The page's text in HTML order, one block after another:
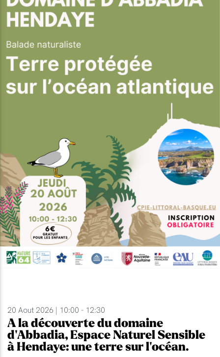
20 Aout 2026 | 10:00 - 12:30
A la découverte du domaine
d'Abbadia, Espace Naturel Sensible
à Hendaye: une terre sur l'océan.